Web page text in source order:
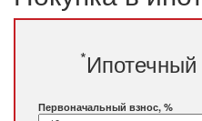
*Ипотечный
Первоначальный взнос, %